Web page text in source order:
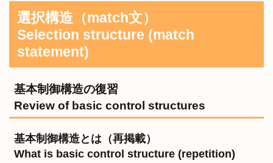
選択構造（match文）
Selection structure (match
statement)
基本制御構造の復習
Review of basic control structures
基本制御構造とは（再掲載）
What is basic control structure (repetition)